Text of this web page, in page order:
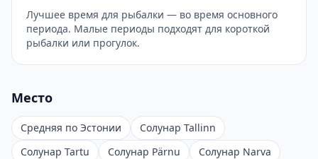
Лучшее время для рыбалки — во время основного
периода. Малые периоды подходят для короткой
рыбалки или прогулок.
Место
Средняя по Эстонии
Солунар Tallinn
Солунар Tartu
Солунар Pärnu
Солунар Narva